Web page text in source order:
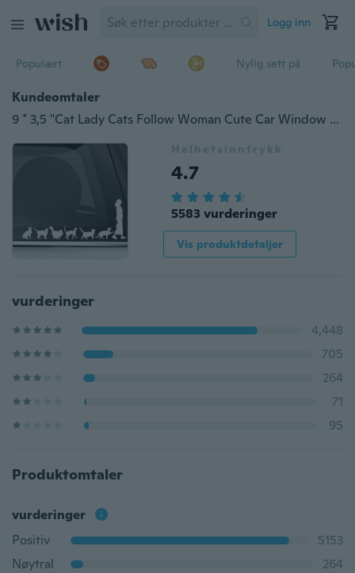
Logg inn
Populært Nylig sett på
Kundeomtaler
9 * 3,5 "Cat Lady Cats Follow Woman Cute Car Window Decal Bumper Sticker Pet Pets Fun 57
Helhetsinntrykk
4.7
5583 vurderinger
Vis produktdetaljer
vurderinger
4,448
705
264
71
95
Produktomtaler
vurderinger
Positiv
5153
Nøytral
264